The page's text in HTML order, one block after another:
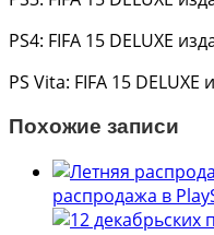
PS4: FIFA 15 DELUXE
PS Vita: FIFA 15
Похожие записи
распродажа в